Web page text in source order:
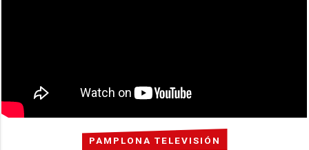
PAMPLONA TELEVISIÓN